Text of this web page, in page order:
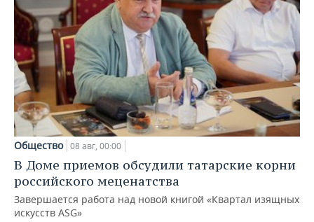
Общество 08 авг, 00:00
В Доме приемов обсудили татарские корни
российского меценатства
Завершается работа над новой книгой «Квартал изящных
искусств ASG»